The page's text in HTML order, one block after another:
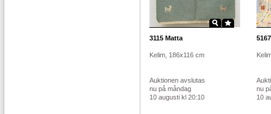
3115 Matta
Kelim, 186x116 cm
Auktionen avslutas
nu på måndag
10 augusti kl 20:10
5167
nu
10